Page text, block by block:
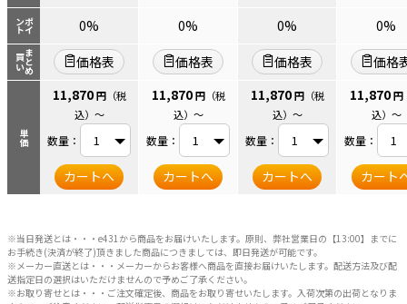
ポイ
ント
まとめ
買い
単価
0% 0% 0%
0%
価格表
価格表 価格表
価格
11,870 円（税
込） ～
数量：
カートへ
11,870 円（税
込） ～
数量：
カートへ
11,870 円（税
込） ～
数量：
カートへ
11,870 円
込） ～
数量：
カート
※当日発送とは・・・e431から商品をお届けいたします。原則、弊社営業日の【13:00】までに
お手続き(決済が終了)頂きました商品につきましては、即日発送が可能です。
※メーカー直送とは・・・メーカーからお客様へ商品を直接お届けいたします。配送方法及び配
送指定日の選択はいただけませんので予めご了承ください。
※お取り寄せとは・・・ご注文確定後、商品をお取り寄せいたします。入荷次第の出荷となりま